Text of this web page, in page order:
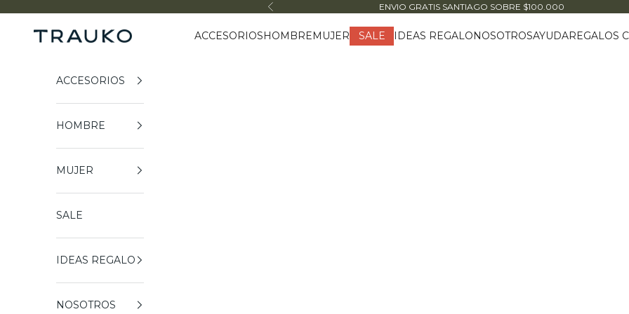
Anterior ENVIO GRATIS SANTIAGO SOBRE $100.000
Trauko ACCESORIOSHOMBREMUJER SALE IDEAS REGALONOSOTROSAYUDAREGALOS
ACCESORIOS
HOMBRE
MUJER
SALE
IDEAS REGALO
NOSOTROS